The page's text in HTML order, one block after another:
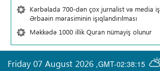
Kərbəlada 700-dən çox jurnalist və media
Ərbaəin mərasiminin işıqlandırılması
Məkkədə 1000 illik Quran nümayiş olunur
GMT-02:38:15
Friday 07 August 2026 ,